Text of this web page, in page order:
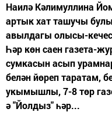
Наилә Кәлимуллина
артык хат ташучы
авылдагы олысы-
Һәр көн саен газета-
сумкасын асып
белән йөреп таратам,
укымышлы, 7-8 төр
ә "Йолдыз" һәр...